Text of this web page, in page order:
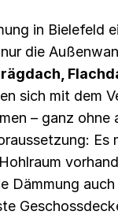
in Bielefeld
die
sich mit dem
– ganz ohne
Es
Dämmung